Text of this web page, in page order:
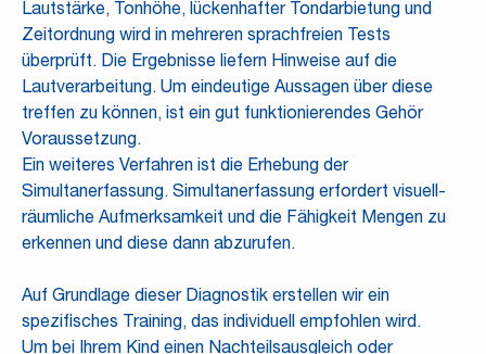
Lautstärke, Tonhöhe, lückenhafter Tondarbietung und
Zeitordnung wird in mehreren sprachfreien Tests
überprüft. Die Ergebnisse liefern Hinweise auf die
Lautverarbeitung. Um eindeutige Aussagen über diese
treffen zu können, ist ein gut funktionierendes Gehör
Voraussetzung.
Ein weiteres Verfahren ist die Erhebung der
Simultanerfassung. Simultanerfassung erfordert visuell-
räumliche Aufmerksamkeit und die Fähigkeit Mengen zu
erkennen und diese dann abzurufen.
Auf Grundlage dieser Diagnostik erstellen wir ein
spezifisches Training, das individuell empfohlen wird.
Um bei Ihrem Kind einen Nachteilsausgleich oder